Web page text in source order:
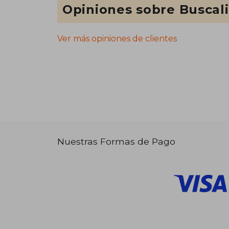
Opiniones sobre
Ver más opiniones de clientes
Nuestras Formas de Pago